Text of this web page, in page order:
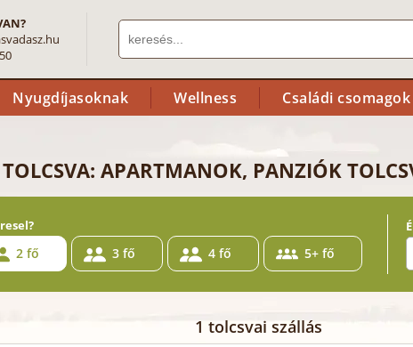
Nyugdíjasoknak Wellness Családi csomagok
APARTMANOK, PANZIÓK
2 fő 3 fő 4 fő 5+ fő
1 tolcsvai szállás